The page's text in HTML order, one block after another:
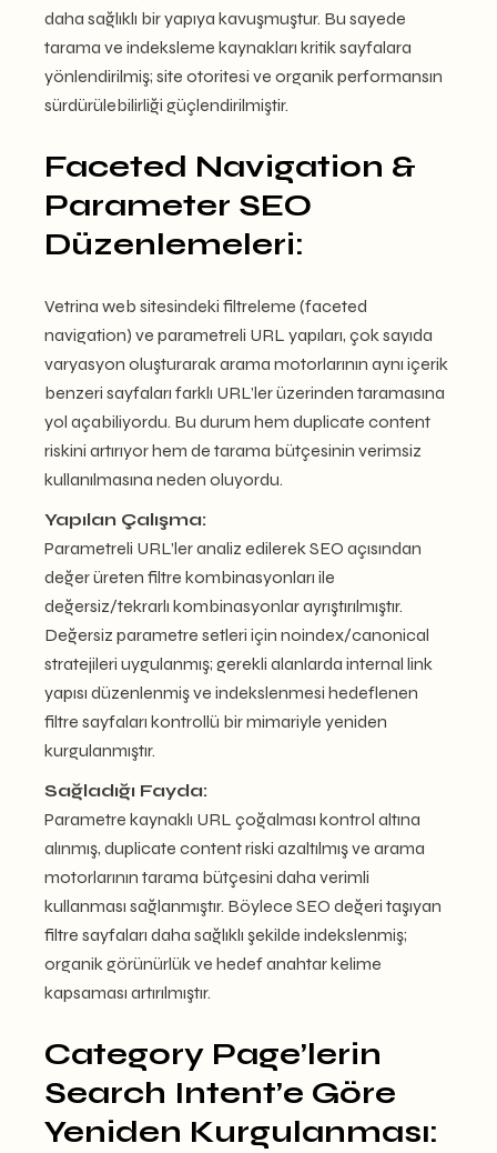
daha sağlıklı bir yapıya kavuşmuştur. Bu sayede
tarama ve indeksleme kaynakları kritik sayfalara
yönlendirilmiş; site otoritesi ve organik performansın
sürdürülebilirliği güçlendirilmiştir.
Faceted Navigation &
Parameter SEO
Düzenlemeleri:
Vetrina web sitesindeki filtreleme (faceted
navigation) ve parametreli URL yapıları, çok sayıda
varyasyon oluşturarak arama motorlarının aynı içerik
benzeri sayfaları farklı URL’ler üzerinden taramasına
yol açabiliyordu. Bu durum hem duplicate content
riskini artırıyor hem de tarama bütçesinin verimsiz
kullanılmasına neden oluyordu.
Yapılan Çalışma:
Parametreli URL’ler analiz edilerek SEO açısından
değer üreten filtre kombinasyonları ile
değersiz/tekrarlı kombinasyonlar ayrıştırılmıştır.
Değersiz parametre setleri için noindex/canonical
stratejileri uygulanmış; gerekli alanlarda internal link
yapısı düzenlenmiş ve indekslenmesi hedeflenen
filtre sayfaları kontrollü bir mimariyle yeniden
kurgulanmıştır.
Sağladığı Fayda:
Parametre kaynaklı URL çoğalması kontrol altına
alınmış, duplicate content riski azaltılmış ve arama
motorlarının tarama bütçesini daha verimli
kullanması sağlanmıştır. Böylece SEO değeri taşıyan
filtre sayfaları daha sağlıklı şekilde indekslenmiş;
organik görünürlük ve hedef anahtar kelime
kapsaması artırılmıştır.
Category Page’lerin
Search Intent’e Göre
Yeniden Kurgulanması: